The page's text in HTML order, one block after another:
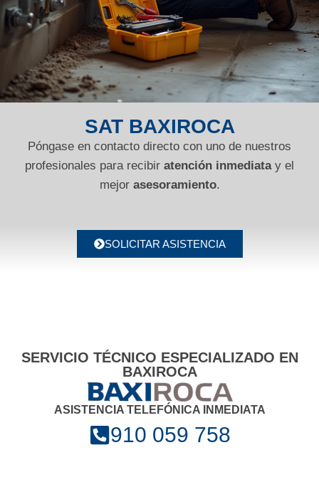
SAT BAXIROCA
Póngase en contacto directo con uno de nuestros
profesionales para recibir atención inmediatay el
mejor asesoramiento.
SOLICITAR ASISTENCIA
SERVICIO TÉCNICO ESPECIALIZADO EN
BAXIROCA
ASISTENCIA TELEFÓNICA INMEDIATA
910 059 758